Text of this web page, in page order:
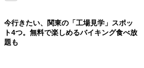
今行きたい、関東の「工場見学」スポッ
ト4つ。無料で楽しめるバイキング食べ放
題も